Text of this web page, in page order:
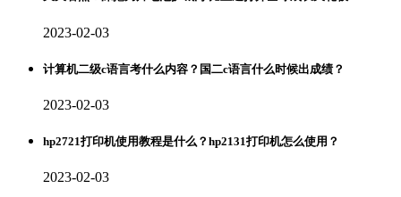
2023-02-03
计算机二级c语言考什么内容？国二c语言什么时候出成绩？
2023-02-03
hp2721打印机使用教程是什么？hp2131打印机怎么使用？
2023-02-03